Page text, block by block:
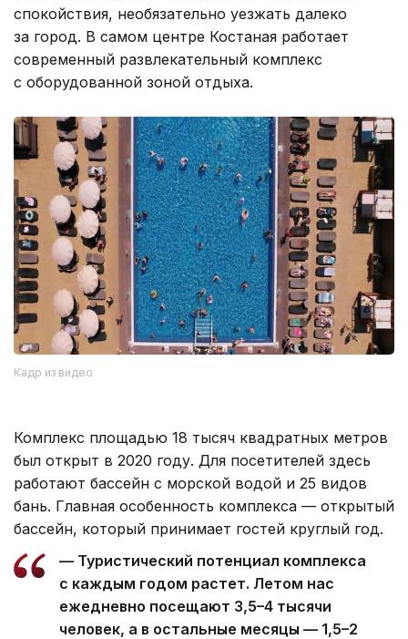
спокойствия, необязательно уезжать далеко
за город. В самом центре Костаная работает
современный развлекательный комплекс
с оборудованной зоной отдыха.
Кадр из видео
Комплекс площадью 18 тысяч квадратных метров
был открыт в 2020 году. Для посетителей здесь
работают бассейн с морской водой и 25 видов
бань. Главная особенность комплекса — открытый
бассейн, который принимает гостей круглый год.
— Туристический потенциал комплекса
с каждым годом растет. Летом нас
ежедневно посещают 3,5–4 тысячи
человек, а в остальные месяцы — 1,5–2